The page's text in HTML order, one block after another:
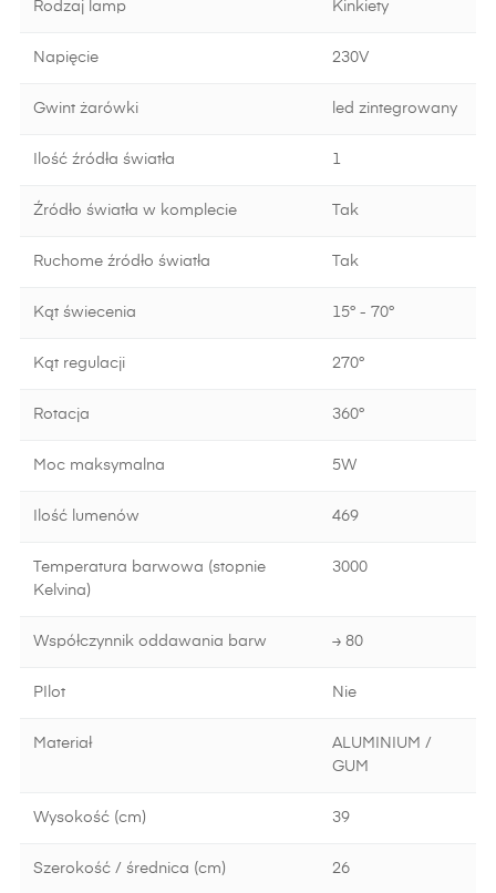
Rodzaj lamp Kinkiety
Napięcie 230V
Gwint żarówki led zintegrowany
Ilość źródła światła 1
Źródło światła w komplecie Tak
Ruchome źródło światła Tak
Kąt świecenia 15° - 70°
Kąt regulacji 270°
Rotacja 360°
Moc maksymalna 5W
Ilość lumenów 469
Temperatura barwowa (stopnie
Kelvina)
3000
Współczynnik oddawania barw ≥ 80
PIlot Nie
Materiał
ALUMINIUM /
GUM
Wysokość (cm) 39
Szerokość / średnica (cm) 26